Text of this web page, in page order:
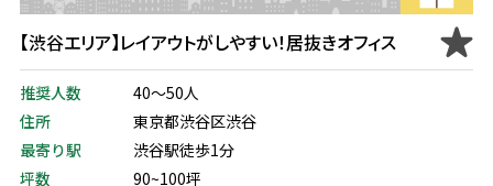
【渋谷エリア】レイアウトがしやすい！居抜きオフィス
推奨人数
40～50人
住所
東京都渋谷区渋谷
最寄り駅
渋谷駅徒歩1分
坪数
90~100坪